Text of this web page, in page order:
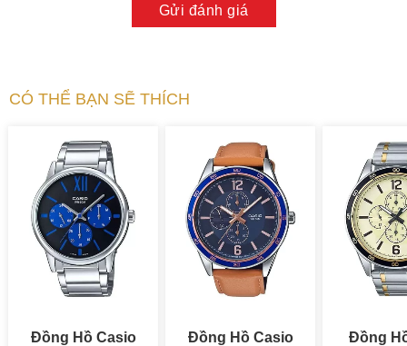
Gửi đánh giá
CÓ THỂ BẠN SẼ THÍCH
Đồng Hồ Casio
Đồng Hồ Casio
Đồng